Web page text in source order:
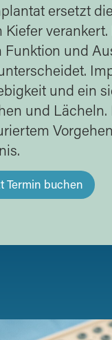
ersetzt
Kiefer
Funktion und
und ein
und
Termin buchen